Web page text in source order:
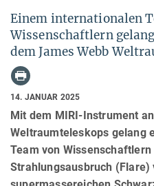
Einem internationalen
Wissenschaftlern
dem James Webb
14. JANUAR 2025
Mit dem MIRI-Instrument
Weltraumteleskops gelang
Team von
Strahlungsausbruch